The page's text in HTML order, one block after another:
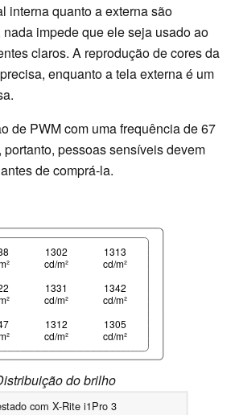
interna quanto a externa são
impede que ele seja usado ao
claros. A reprodução de cores da
enquanto a tela externa é um
de PWM com uma frequência de 67
pessoas sensíveis devem
de comprá-la.
1302
cd/m²
1313
cd/m²
1331
cd/m²
1342
cd/m²
1312
cd/m²
1305
cd/m²
do brilho
com X-Rite i1Pro 3